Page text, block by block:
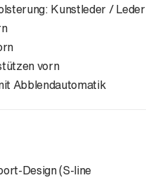
Kunstleder / Leder
vorn
Abblendautomatik
Design (S-line